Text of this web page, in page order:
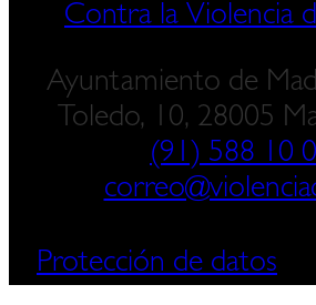
Contra la Violencia
Ayuntamiento de
Toledo, 10, 28005
(91) 588 10
Protección de datos